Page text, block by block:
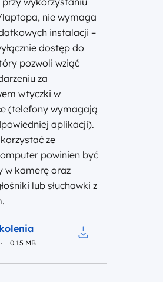
nie wymaga
instalacji –
dostęp do
pozwoli wziąć
za
wtyczki w
(telefony wymagają
aplikacji).
ze
powinien być
w kamerę oraz
lub słuchawki z
0.15 MB